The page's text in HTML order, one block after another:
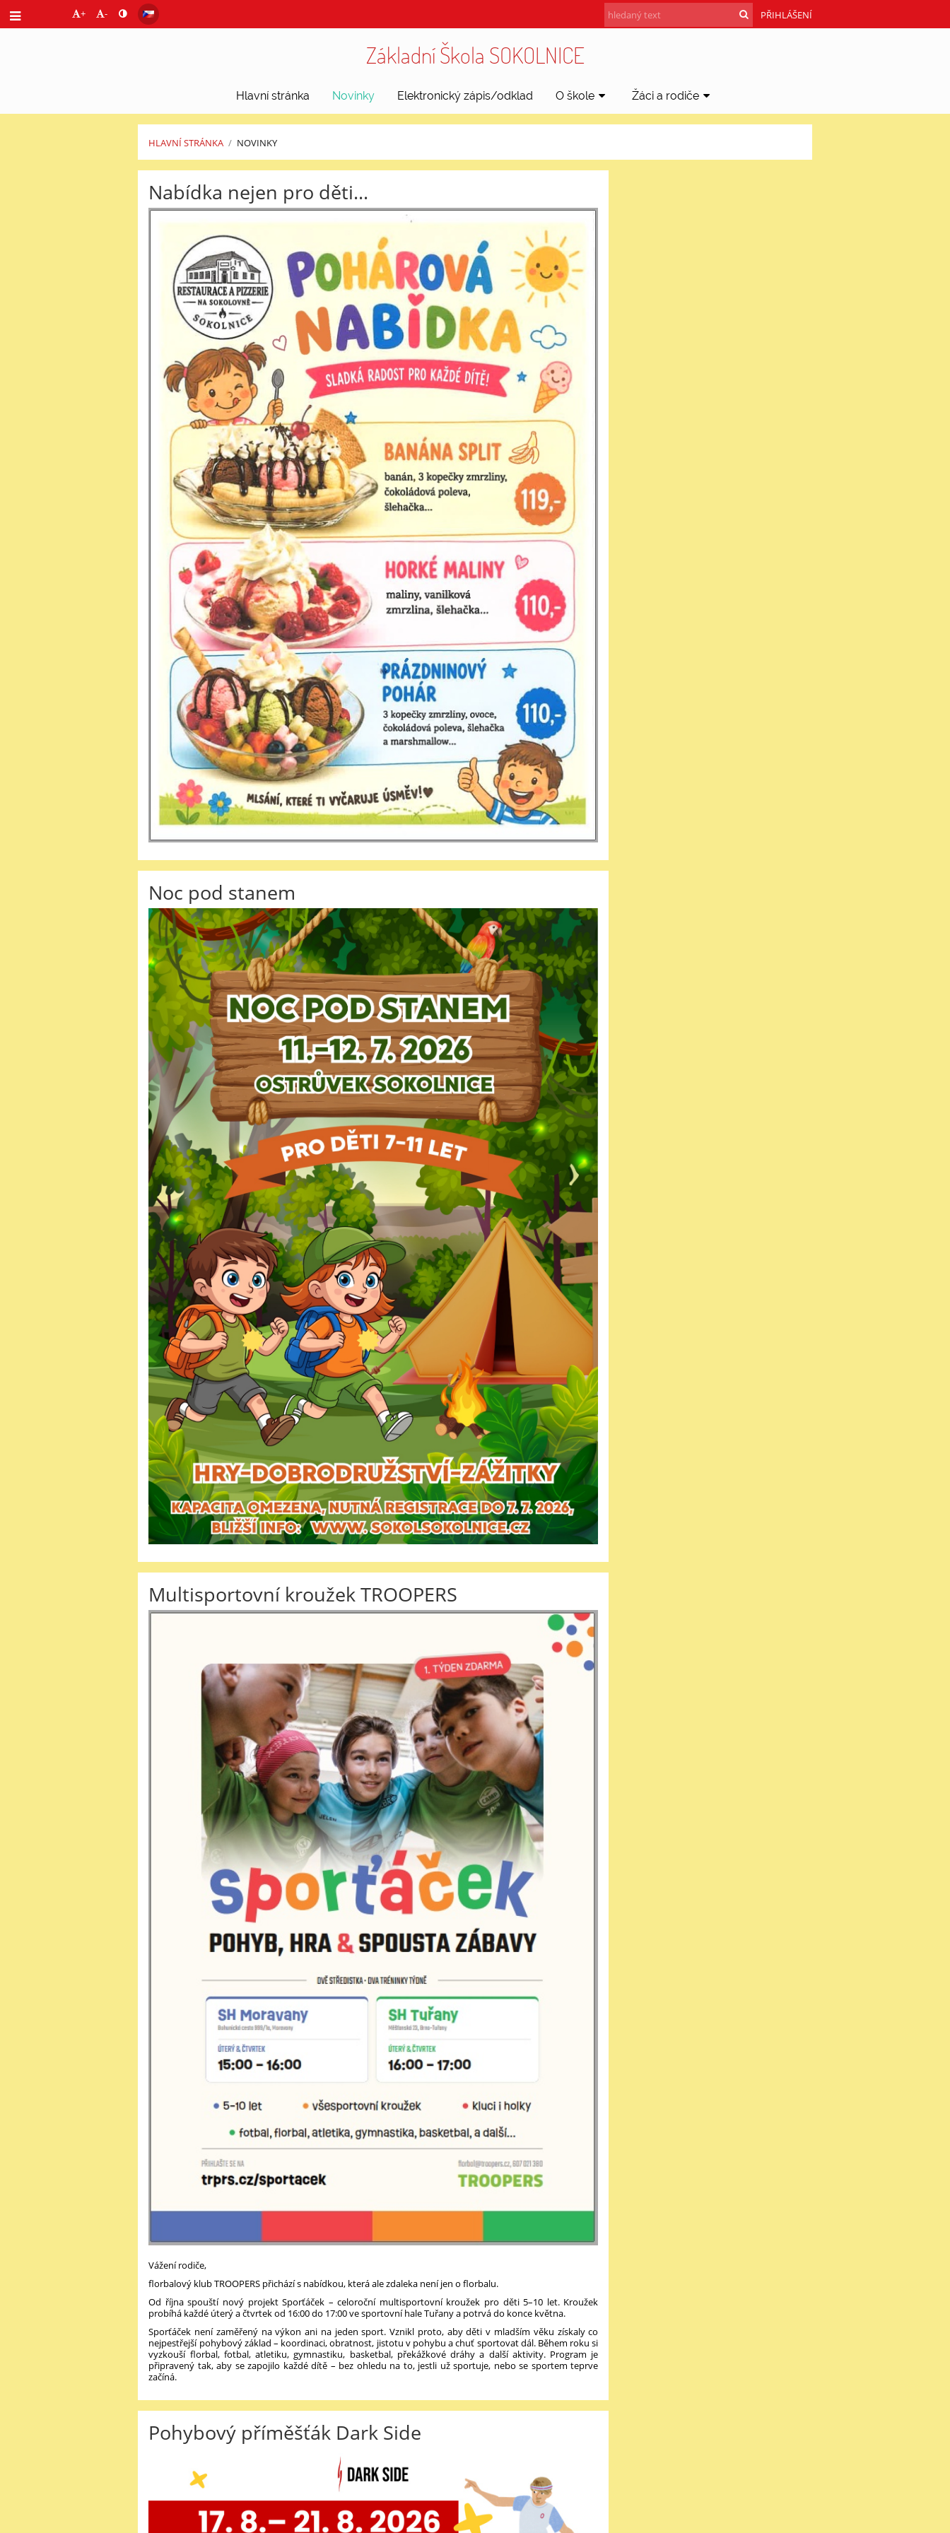
+ - PŘIHLÁŠENÍ
Základní Škola SOKOLNICE
Hlavní stránka Novinky Elektronický zápis/odklad O škole Žáci a rodiče
HLAVNÍ STRÁNKA / NOVINKY
Novinky
Nabídka nejen pro děti...
Noc pod stanem
Multisportovní kroužek TROOPERS
Vážení rodiče,
florbalový klub TROOPERS přichází s nabídkou, která ale zdaleka není jen o florbalu.
Od října spouští nový projekt Sporťáček – celoroční multisportovní kroužek pro děti 5–10 let. Kroužek
probíhá každé úterý a čtvrtek od 16:00 do 17:00 ve sportovní hale Tuřany a potrvá do konce května.
Sporťáček není zaměřený na výkon ani na jeden sport. Vznikl proto, aby děti v mladším věku získaly co
nejpestřejší pohybový základ – koordinaci, obratnost, jistotu v pohybu a chuť sportovat dál. Během roku si
vyzkouší florbal, fotbal, atletiku, gymnastiku, basketbal, překážkové dráhy a další aktivity. Program je
připravený tak, aby se zapojilo každé dítě – bez ohledu na to, jestli už sportuje, nebo se sportem teprve
začíná.
Pohybový příměšťák Dark Side